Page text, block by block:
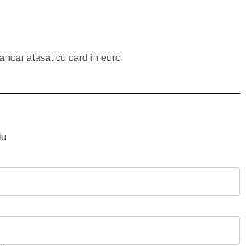
atasat cu card in euro